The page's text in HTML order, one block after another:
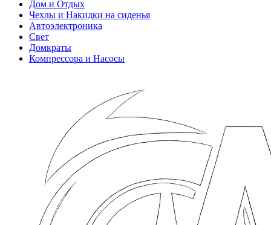
Дом и Отдых
Чехлы и Накидки на сиденья
Автоэлектроника
Свет
Домкраты
Компрессора и Насосы